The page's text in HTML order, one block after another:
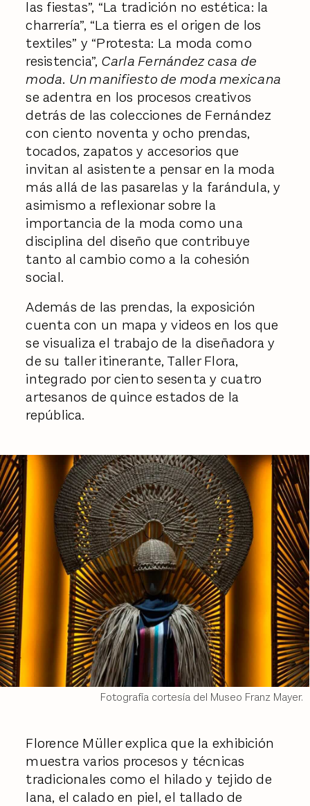
las fiestas”, “La tradición no estética: la
charrería”, “La tierra es el origen de los
textiles” y “Protesta: La moda como
resistencia”, Carla Fernández casa de
moda. Un manifiesto de moda mexicana
se adentra en los procesos creativos
detrás de las colecciones de Fernández
con ciento noventa y ocho prendas,
tocados, zapatos y accesorios que
invitan al asistente a pensar en la moda
más allá de las pasarelas y la farándula, y
asimismo a reflexionar sobre la
importancia de la moda como una
disciplina del diseño que contribuye
tanto al cambio como a la cohesión
social.
Además de las prendas, la exposición
cuenta con un mapa y videos en los que
se visualiza el trabajo de la diseñadora y
de su taller itinerante, Taller Flora,
integrado por ciento sesenta y cuatro
artesanos de quince estados de la
república.
Fotografía cortesía del Museo Franz Mayer.
Florence Müller explica que la exhibición
muestra varios procesos y técnicas
tradicionales como el hilado y tejido de
lana, el calado en piel, el tallado de